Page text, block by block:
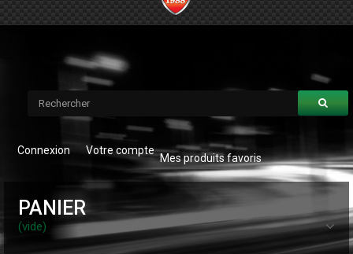
Connexion Votre compte
Mes produits favoris
PANIER
(vide)